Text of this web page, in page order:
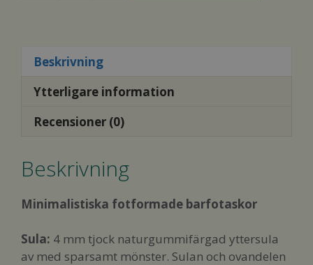
Beskrivning
Ytterligare information
Recensioner (0)
Beskrivning
Minimalistiska fotformade barfotaskor
Sula: 4 mm tjock naturgummifärgad yttersula
av med sparsamt mönster. Sulan och ovandelen